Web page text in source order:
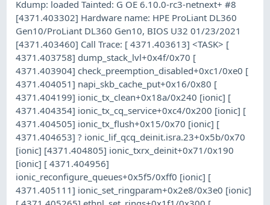
Kdump: loaded Tainted: G OE 6.10.0-rc3-netnext+ #8
[4371.403302] Hardware name: HPE ProLiant DL360
Gen10/ProLiant DL360 Gen10, BIOS U32 01/23/2021
[4371.403460] Call Trace: [ 4371.403613] <TASK> [
4371.403758] dump_stack_lvl+0x4f/0x70 [
4371.403904] check_preemption_disabled+0xc1/0xe0 [
4371.404051] napi_skb_cache_put+0x16/0x80 [
4371.404199] ionic_tx_clean+0x18a/0x240 [ionic] [
4371.404354] ionic_tx_cq_service+0xc4/0x200 [ionic] [
4371.404505] ionic_tx_flush+0x15/0x70 [ionic] [
4371.404653] ? ionic_lif_qcq_deinit.isra.23+0x5b/0x70
[ionic] [4371.404805] ionic_txrx_deinit+0x71/0x190
[ionic] [ 4371.404956]
ionic_reconfigure_queues+0x5f5/0xff0 [ionic] [
4371.405111] ionic_set_ringparam+0x2e8/0x3e0 [ionic]